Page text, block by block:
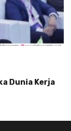
Dunia Kerja